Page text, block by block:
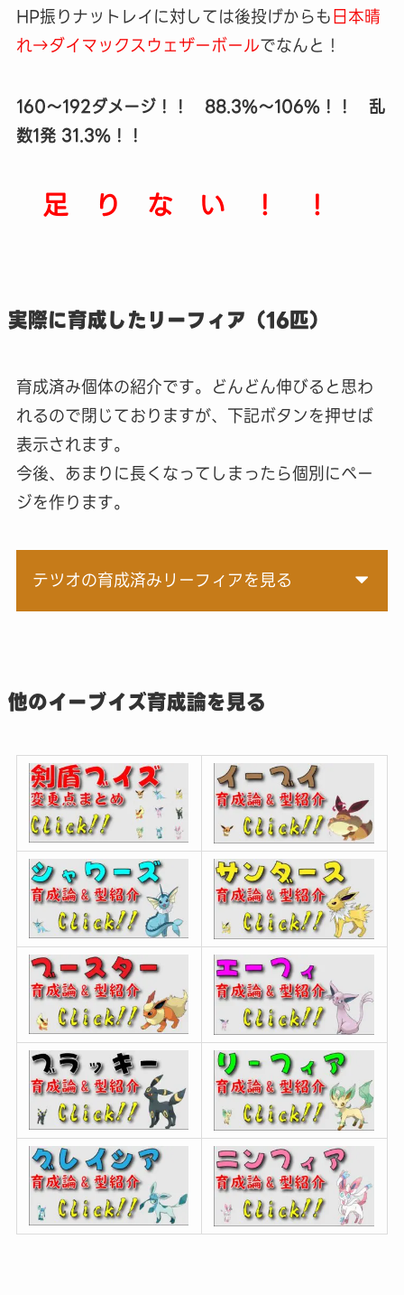
HP振りナットレイに対しては後投げからも日本晴
れ→ダイマックスウェザーボールでなんと！
160～192ダメージ！！ 88.3%～106%！！ 乱
数1発 31.3%！！
足 り な い ！ ！
実際に育成したリーフィア（16匹）
育成済み個体の紹介です。どんどん伸びると思わ
れるので閉じておりますが、下記ボタンを押せば
表示されます。
今後、あまりに長くなってしまったら個別にペー
ジを作ります。
テツオの育成済みリーフィアを見る
他のイーブイズ育成論を見る